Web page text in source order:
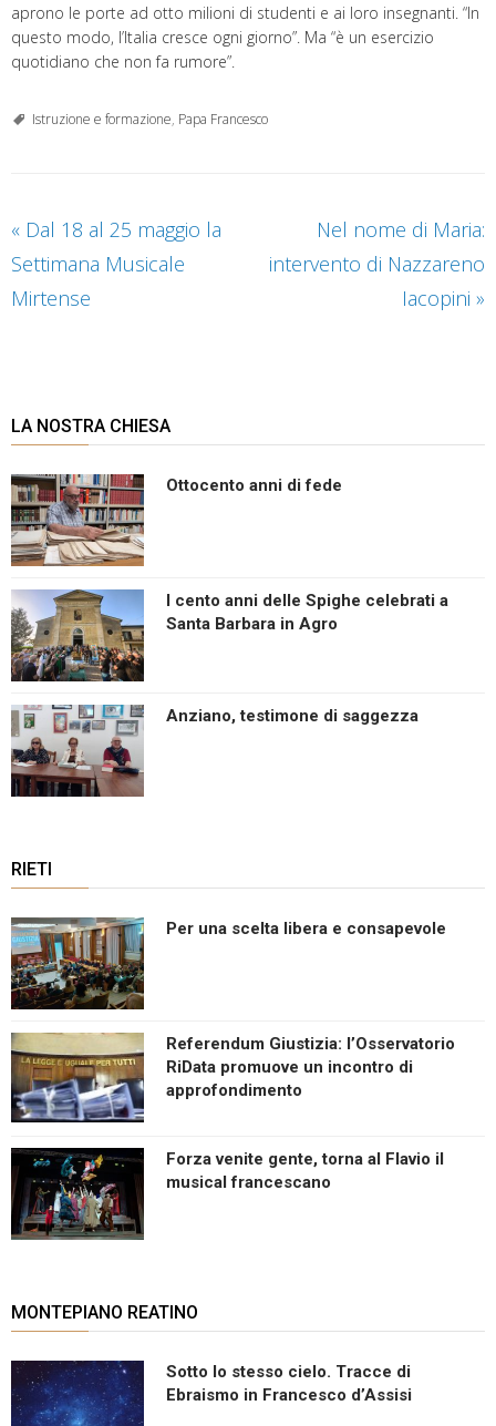
aprono le porte ad otto milioni di studenti e ai loro insegnanti. “In
questo modo, l’Italia cresce ogni giorno”. Ma “è un esercizio
quotidiano che non fa rumore”.
Istruzione e formazione, Papa Francesco
« Dal 18 al 25 maggio la
Settimana Musicale
Mirtense
Nel nome di Maria:
intervento di Nazzareno
Iacopini »
LA NOSTRA CHIESA
Ottocento anni di fede
I cento anni delle Spighe celebrati a
Santa Barbara in Agro
Anziano, testimone di saggezza
RIETI
Per una scelta libera e consapevole
Referendum Giustizia: l’Osservatorio
RiData promuove un incontro di
approfondimento
Forza venite gente, torna al Flavio il
musical francescano
MONTEPIANO REATINO
Sotto lo stesso cielo. Tracce di
Ebraismo in Francesco d’Assisi